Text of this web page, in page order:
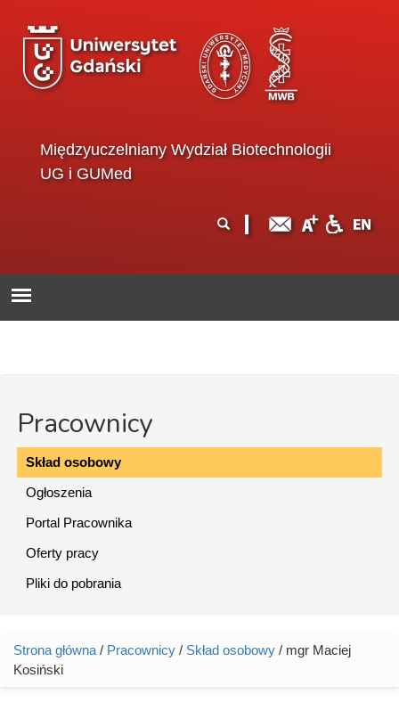
Międzyuczelniany Wydział Biotechnologii
UG i GUMed
wyszukiwania
Pracownicy
Skład osobowy
Ogłoszenia
Portal Pracownika
Oferty pracy
Pliki do pobrania
Jesteś tutaj
Strona główna / Pracownicy / Skład osobowy / mgr Maciej
Kosiński